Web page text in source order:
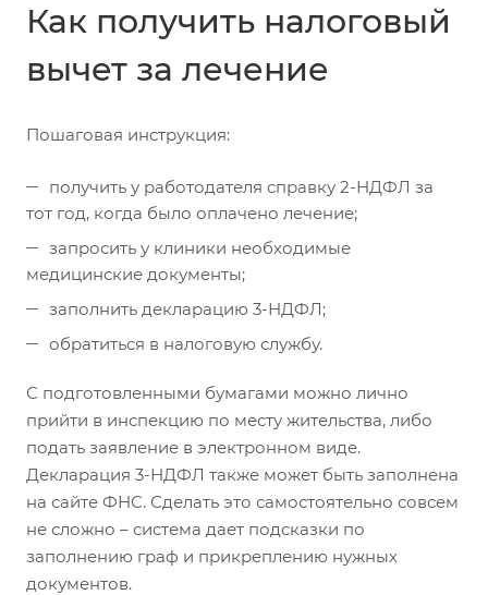
Как получить налоговый
вычет за лечение
Пошаговая инструкция:
получить у работодателя справку 2-НДФЛ за
тот год, когда было оплачено лечение;
запросить у клиники необходимые
медицинские документы;
заполнить декларацию 3-НДФЛ;
обратиться в налоговую службу.
С подготовленными бумагами можно лично
прийти в инспекцию по месту жительства, либо
подать заявление в электронном виде.
Декларация 3-НДФЛ также может быть заполнена
на сайте ФНС. Сделать это самостоятельно совсем
не сложно – система дает подсказки по
заполнению граф и прикреплению нужных
документов.